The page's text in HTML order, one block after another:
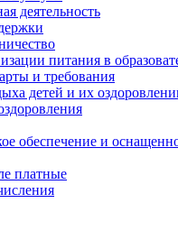
деятельность
питания в
и требования
детей и их
обеспечение и
платные